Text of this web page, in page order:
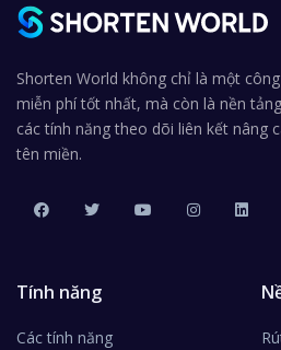
Shorten World không chỉ là một
miễn phí tốt nhất, mà còn là nền
các tính năng theo dõi liên kết nâng
tên miền.
Tính năng
Các tính năng